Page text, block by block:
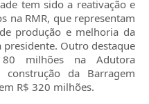
tem sido a reativação e
na RMR, que representam
produção e melhoria da
presidente. Outro destaque
milhões na Adutora
da Barragem
R$ 320 milhões.